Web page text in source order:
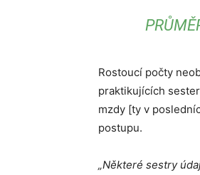
Rostoucí počty
praktikujících
mzdy [ty v
postupu.
„Některé sestry